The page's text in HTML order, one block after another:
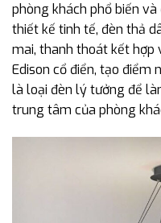
phòng khách phổ biến
thiết kế tinh tế, đèn thả
mai, thanh thoát kết hợp
Edison cổ điển, tạo điểm
là loại đèn lý tưởng để
trung tâm của phòng